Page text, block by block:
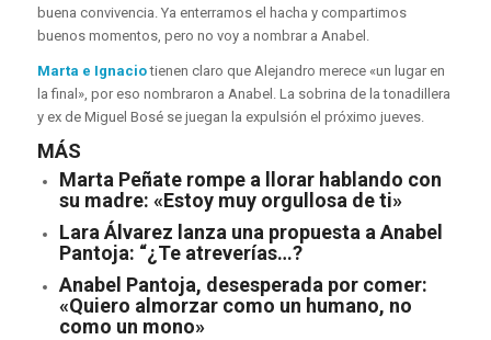
buena convivencia. Ya enterramos el hacha y compartimos
buenos momentos, pero no voy a nombrar a Anabel.
Marta e Ignaciotienen claro que Alejandro merece «un lugar en
la final», por eso nombraron a Anabel. La sobrina de la tonadillera
y ex de Miguel Bosé se juegan la expulsión el próximo jueves.
MÁS
Marta Peñate rompe a llorar hablando con
su madre: «Estoy muy orgullosa de ti»
Lara Álvarez lanza una propuesta a Anabel
Pantoja: “¿Te atreverías…?
Anabel Pantoja, desesperada por comer:
«Quiero almorzar como un humano, no
como un mono»